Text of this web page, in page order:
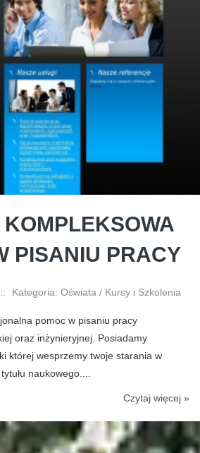
KOMPLEKSOWA
PISANIU PRACY
:: Kategoria: Oświata / Kursy i Szkolenia
pomoc w pisaniu pracy
oraz inżynieryjnej. Posiadamy
której wesprzemy twoje starania w
naukowego....
Czytaj więcej »